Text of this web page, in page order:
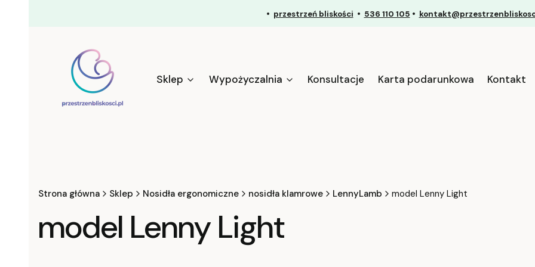
• przestrzeń bliskości • 536 110 105 •
Sklep Wypożyczalnia Konsultacje Karta podarunkowa Kontakt
Strona główna Sklep Nosidła ergonomiczne nosidła klamrowe LennyLamb model Lenny Light
model Lenny Light